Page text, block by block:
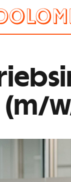
(m/